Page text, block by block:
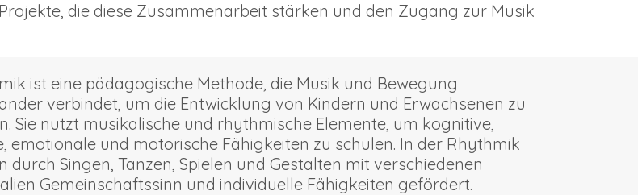
die diese Zusammenarbeit stärken und den Zugang zur Musik
ist eine pädagogische Methode, die Musik und Bewegung
verbindet, um die Entwicklung von Kindern und Erwachsenen zu
Sie nutzt musikalische und rhythmische Elemente, um kognitive,
emotionale und motorische Fähigkeiten zu schulen. In der Rhythmik
durch Singen, Tanzen, Spielen und Gestalten mit verschiedenen
Gemeinschaftssinn und individuelle Fähigkeiten gefördert.